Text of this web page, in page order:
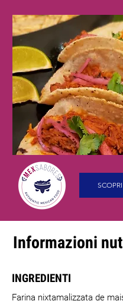
Informazioni
INGREDIENTI
Farina nixtamalizzata de